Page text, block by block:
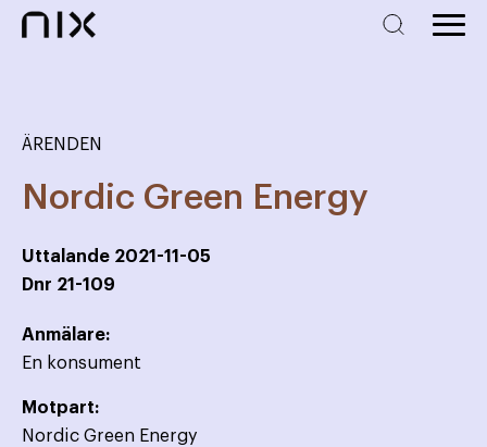
ÄRENDEN
Nordic Green Energy
Uttalande 2021-11-05
Dnr 21-109
Anmälare:
En konsument
Motpart:
Nordic Green Energy